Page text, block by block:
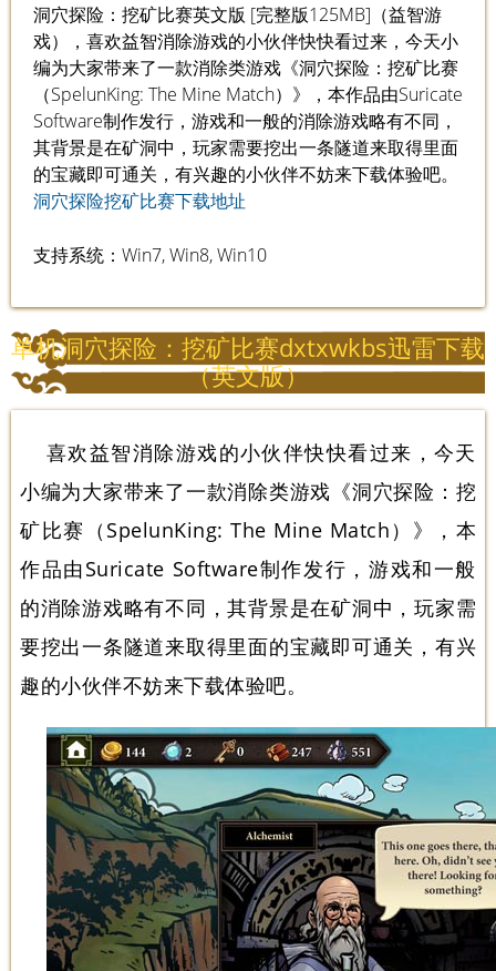
洞穴探险：挖矿比赛英文版 [完整版125MB]（益智游
戏），喜欢益智消除游戏的小伙伴快快看过来，今天小
编为大家带来了一款消除类游戏《洞穴探险：挖矿比赛
（SpelunKing: The Mine Match）》，本作品由Suricate
Software制作发行，游戏和一般的消除游戏略有不同，
其背景是在矿洞中，玩家需要挖出一条隧道来取得里面
的宝藏即可通关，有兴趣的小伙伴不妨来下载体验吧。
洞穴探险挖矿比赛下载地址
支持系统：Win7, Win8, Win10
单机洞穴探险：挖矿比赛dxtxwkbs迅雷下载
（英文版）
喜欢益智消除游戏的小伙伴快快看过来，今天
小编为大家带来了一款消除类游戏《洞穴探险：挖
矿比赛（SpelunKing: The Mine Match）》，本
作品由Suricate Software制作发行，游戏和一般
的消除游戏略有不同，其背景是在矿洞中，玩家需
要挖出一条隧道来取得里面的宝藏即可通关，有兴
趣的小伙伴不妨来下载体验吧。